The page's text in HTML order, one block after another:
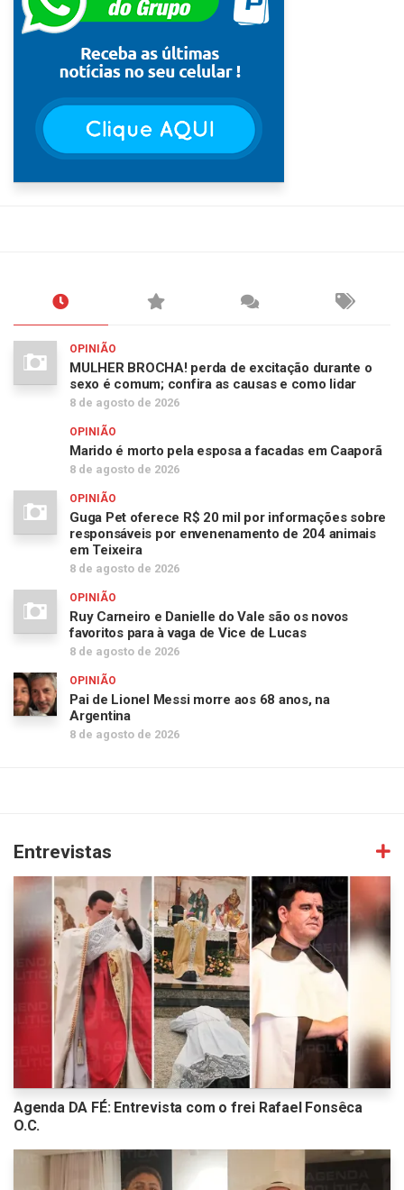
OPINIÃO
MULHER BROCHA! perda de excitação durante o
sexo é comum; confira as causas e como lidar
8 de agosto de 2026
OPINIÃO
Marido é morto pela esposa a facadas em Caaporã
8 de agosto de 2026
OPINIÃO
Guga Pet oferece R$ 20 mil por informações sobre
responsáveis por envenenamento de 204 animais
em Teixeira
8 de agosto de 2026
OPINIÃO
Ruy Carneiro e Danielle do Vale são os novos
favoritos para à vaga de Vice de Lucas
8 de agosto de 2026
OPINIÃO
Pai de Lionel Messi morre aos 68 anos, na
Argentina
8 de agosto de 2026
Entrevistas
Agenda DA FÉ: Entrevista com o frei Rafael Fonsêca
O.C.